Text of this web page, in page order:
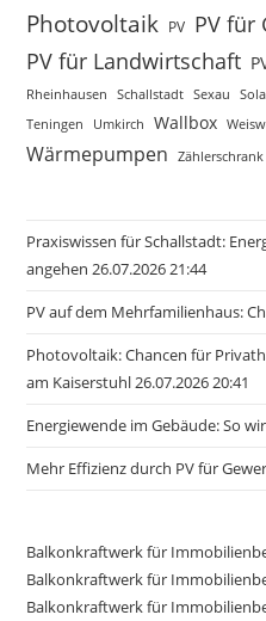
Photovoltaik PV PV für
PV für Landwirtschaft
Rheinhausen
Schallstadt Sexau
Teningen
Umkirch Wallbox
Wärmepumpen Zählerschrank
Praxiswissen für Schallstadt:
angehen 26.07.2026 21:44
PV auf dem Mehrfamilienhaus:
Photovoltaik: Chancen für
am Kaiserstuhl 26.07.2026 20:41
Energiewende im Gebäude: So
Mehr Effizienz durch PV für
Balkonkraftwerk für
Balkonkraftwerk für
Balkonkraftwerk für